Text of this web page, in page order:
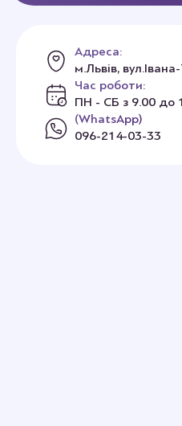
Адреса:
м.Львів,
Час роботи:
ПН - СБ з 9.00 до
(WhatsApp)
096-214-03-33